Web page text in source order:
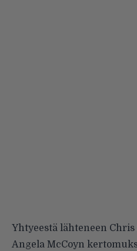
Yhtyeestä lähteneen
Angela McCoyn